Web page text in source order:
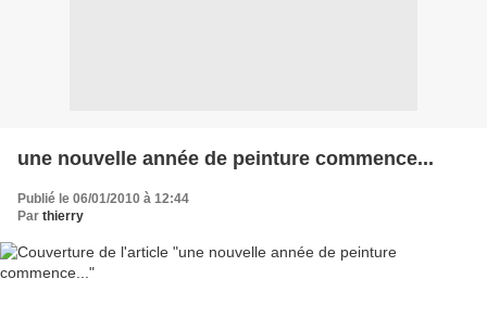
une nouvelle année de peinture commence...
Publié le 06/01/2010 à 12:44
Par thierry